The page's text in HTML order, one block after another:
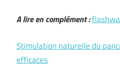
A lire en complément :
Stimulation naturelle du
efficaces